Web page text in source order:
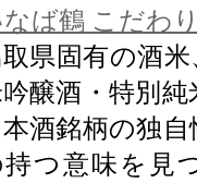
なば鶴 こだわ
県固有の酒
醸酒・特別
本酒銘柄の独
持つ意味を見